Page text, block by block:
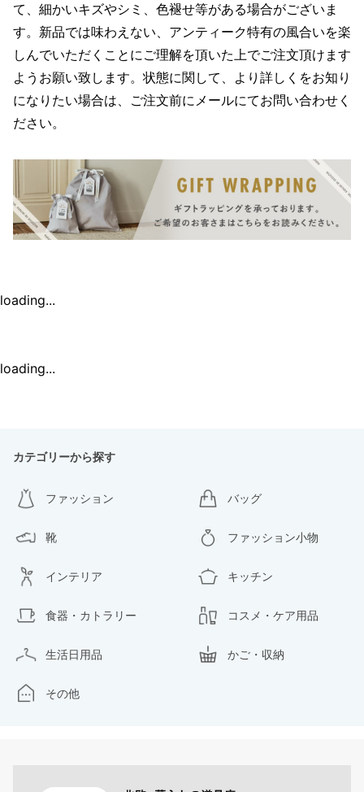
て、細かいキズやシミ、色褪せ等がある場合がございま
す。新品では味わえない、アンティーク特有の風合いを楽
しんでいただくことにご理解を頂いた上でご注文頂けます
ようお願い致します。状態に関して、より詳しくをお知り
になりたい場合は、ご注文前にメールにてお問い合わせく
ださい。
loading...
loading...
カテゴリーから探す
ファッション バッグ
靴 ファッション小物
インテリア キッチン
食器・カトラリー コスメ・ケア用品
生活日用品 かご・収納
その他